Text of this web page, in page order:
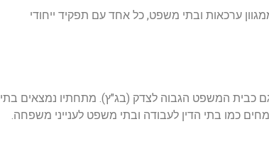
ערכאות ובתי משפט, כל אחד עם תפקיד ייחודי
כבית המשפט הגבוה לצדק (בג"ץ). מתחתיו נמצאים בתי
כמו בתי הדין לעבודה ובתי משפט לענייני משפחה.